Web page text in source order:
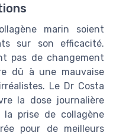
marin soient
sur son efficacité.
pas de changement
dû à une mauvaise
Le Dr Costa
la dose journalière
la prise de collagène
pour de meilleurs